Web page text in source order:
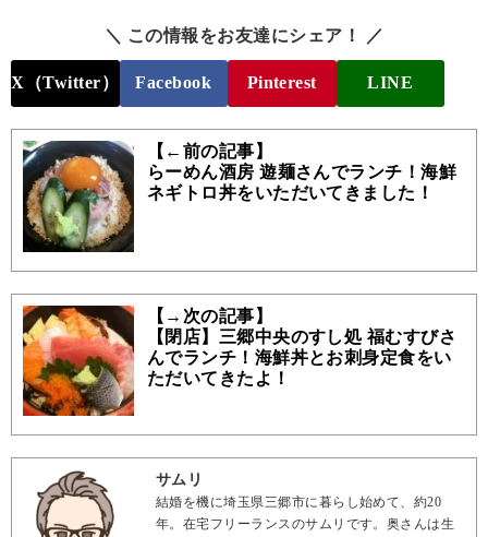
＼ この情報をお友達にシェア！ ／
X（Twitter） Facebook Pinterest LINE
【←前の記事】
らーめん酒房 遊麺さんでランチ！海鮮
ネギトロ丼をいただいてきました！
【→次の記事】
【閉店】三郷中央のすし処 福むすびさ
んでランチ！海鮮丼とお刺身定食をい
ただいてきたよ！
サムリ
結婚を機に埼玉県三郷市に暮らし始めて、約20
年。在宅フリーランスのサムリです。奥さんは生